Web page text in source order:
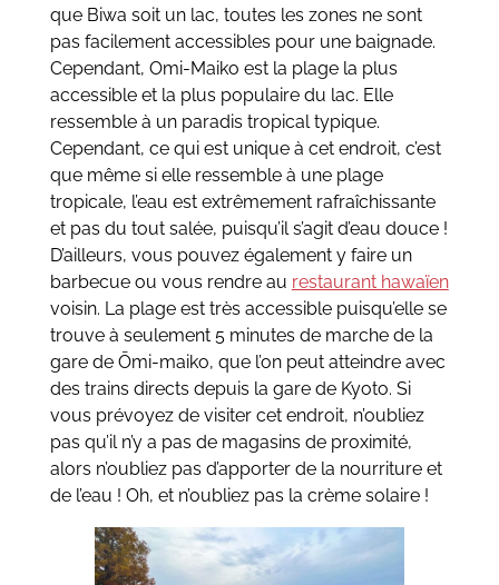
que Biwa soit un lac, toutes les zones ne sont
pas facilement accessibles pour une baignade.
Cependant, Omi-Maiko est la plage la plus
accessible et la plus populaire du lac. Elle
ressemble à un paradis tropical typique.
Cependant, ce qui est unique à cet endroit, c’est
que même si elle ressemble à une plage
tropicale, l’eau est extrêmement rafraîchissante
et pas du tout salée, puisqu’il s’agit d’eau douce !
D’ailleurs, vous pouvez également y faire un
barbecue ou vous rendre au restaurant hawaïen
voisin. La plage est très accessible puisqu’elle se
trouve à seulement 5 minutes de marche de la
gare de Ōmi-maiko, que l’on peut atteindre avec
des trains directs depuis la gare de Kyoto. Si
vous prévoyez de visiter cet endroit, n’oubliez
pas qu’il n’y a pas de magasins de proximité,
alors n’oubliez pas d’apporter de la nourriture et
de l’eau ! Oh, et n’oubliez pas la crème solaire !